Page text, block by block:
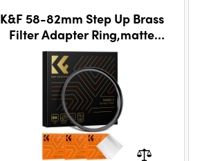
K&F 58-82mm Step Up Brass
Filter Adapter Ring,matte
black, Frame Thickness 2.9mm,
W/ 3pcs Cleaning C